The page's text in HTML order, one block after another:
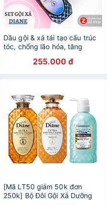
Dầu gội & xả tái tạo cấu trúc
tóc, chống lão hóa, tăng
Moist Diane Extra Night
Repair (450ml)
255.000 đ
[Mã LT50 giảm 50k đơn
250k] Bộ Đôi Gội Xả Dưỡng